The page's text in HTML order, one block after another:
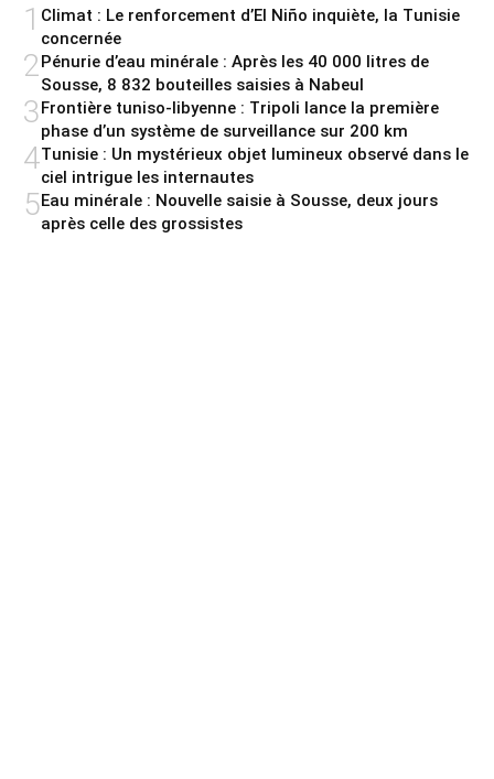
1 Climat : Le renforcement d’El Niño inquiète, la Tunisie
concernée
2 Pénurie d’eau minérale : Après les 40 000 litres de
Sousse, 8 832 bouteilles saisies à Nabeul
3 Frontière tuniso-libyenne : Tripoli lance la première
phase d’un système de surveillance sur 200 km
4Tunisie : Un mystérieux objet lumineux observé dans le
ciel intrigue les internautes
5Eau minérale : Nouvelle saisie à Sousse, deux jours
après celle des grossistes